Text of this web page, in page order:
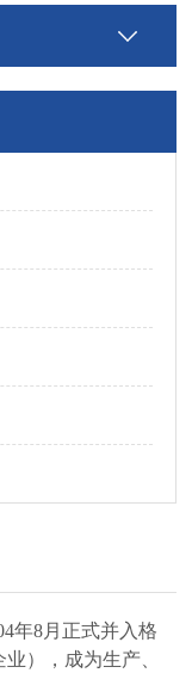
年8月正式并入格
），成为生产、